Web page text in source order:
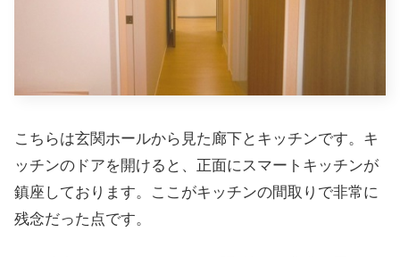
こちらは玄関ホールから見た廊下とキッチンです。キ
ッチンのドアを開けると、正面にスマートキッチンが
鎮座しております。ここがキッチンの間取りで非常に
残念だった点です。